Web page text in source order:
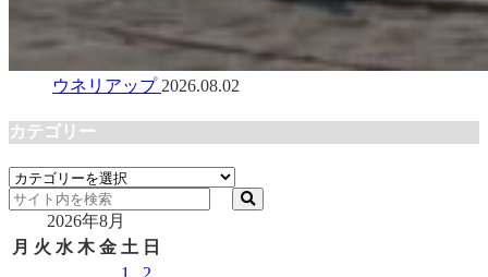
ウネリアップ 2026.08.02
カテゴリー
カ
テ
リ
2026年8月
月 火 水 木 金 土 日